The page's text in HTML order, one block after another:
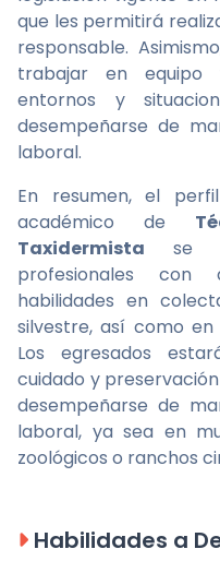
que les permitirá
responsable.
trabajar en equipo
entornos y
desempeñarse de
laboral.
En resumen, el
académico de
Taxidermista se
profesionales con
habilidades en
silvestre, así como
Los egresados
cuidado y
desempeñarse de
laboral, ya sea en
zoológicos o ranchos
Habilidades a